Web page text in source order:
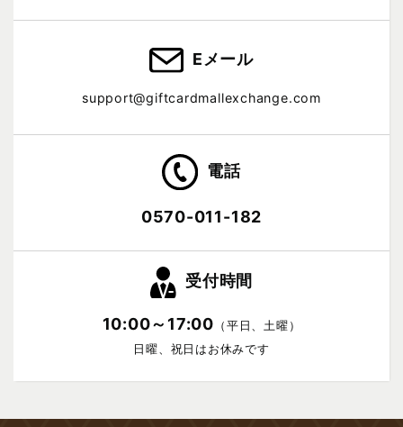
Eメール
support@giftcardmallexchange.com
電話
0570-011-182
受付時間
10:00～17:00 （平日、土曜）
日曜、祝日はお休みです